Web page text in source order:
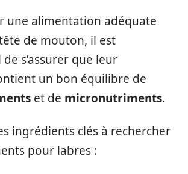
une alimentation adéquate
de mouton, il est
s’assurer que leur
un bon équilibre de
et de micronutriments.
ingrédients clés à rechercher
pour labres :